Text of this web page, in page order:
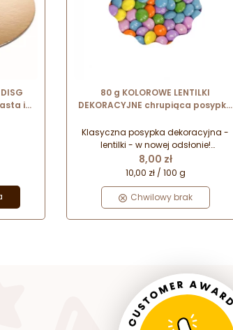
i
80 g KOLOROWE LENTILKI
DEKORACYJNE chrupiąca posypka
Klasyczna posypka dekoracyjna -
lentilki - w nowej odsłonie!
Zmieniony skład, w którym znajdują
się jedynie barwniki pochodzenia
chrupiąca skorupka i rozpływające
się (czekoladowe) wnętrze - to
idealny sposób na pyszną i
Cena
8,00 zł
10,00 zł / 100 g
Chwilowy brak